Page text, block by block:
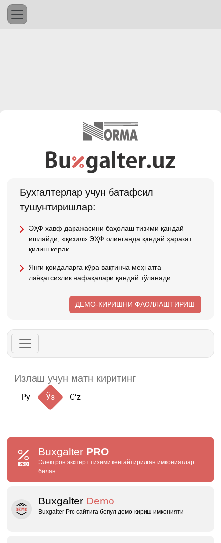
Бухгалтерлар учун батафсил
тушунтиришлар:
ЭҲФ хавф даражасини баҳолаш тизими қандай
ишлайди, «қизил» ЭҲФ олинганда қандай ҳаракат
қилиш керак
Янги қоидаларга кўра вақтинча меҳнатга
лаёқатсизлик нафақалари қандай тўланади
ДЕМО-КИРИШНИ ФАОЛЛАШТИРИШ
Ру Ўз Oʻz
Buxgalter PRO
Электрон эксперт тизими кенгайтирилган имкониятлар
билан
Buxgalter Demo
Buxgalter Pro сайтига бепул демо‑кириш имконияти